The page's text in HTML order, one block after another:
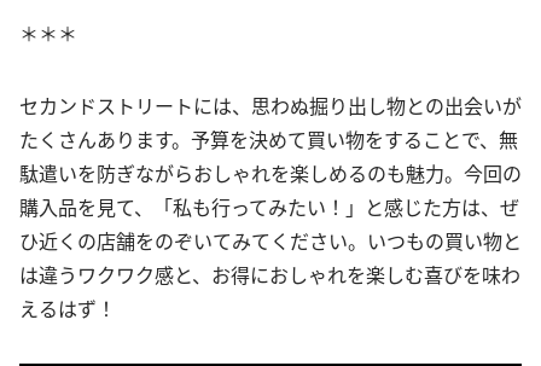
＊＊＊
セカンドストリートには、思わぬ掘り出し物との出会いが
たくさんあります。予算を決めて買い物をすることで、無
駄遣いを防ぎながらおしゃれを楽しめるのも魅力。今回の
購入品を見て、「私も行ってみたい！」と感じた方は、ぜ
ひ近くの店舗をのぞいてみてください。いつもの買い物と
は違うワクワク感と、お得におしゃれを楽しむ喜びを味わ
えるはず！